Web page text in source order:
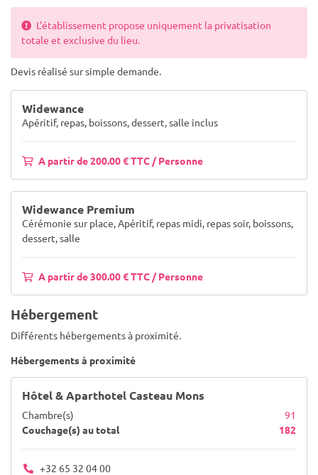
L'établissement propose uniquement la privatisation
totale et exclusive du lieu.
Devis réalisé sur simple demande.
Widewance
Apéritif, repas, boissons, dessert, salle inclus
A partir de 200.00 € TTC / Personne
Widewance Premium
Cérémonie sur place, Apéritif, repas midi, repas soir, boissons,
dessert, salle
A partir de 300.00 € TTC / Personne
Hébergement
Différents hébergements à proximité.
Hébergements à proximité
Hôtel & Aparthotel Casteau Mons
Chambre(s)
91
Couchage(s) au total
182
+32 65 32 04 00